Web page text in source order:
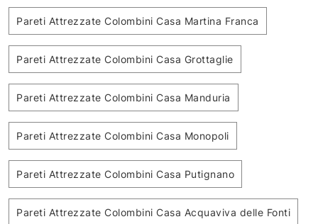
Pareti Attrezzate Colombini Casa Martina Franca
Pareti Attrezzate Colombini Casa Grottaglie
Pareti Attrezzate Colombini Casa Manduria
Pareti Attrezzate Colombini Casa Monopoli
Pareti Attrezzate Colombini Casa Putignano
Pareti Attrezzate Colombini Casa Acquaviva delle Fonti